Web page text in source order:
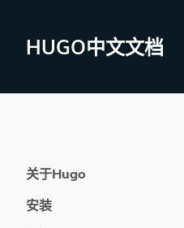
HUGO中文文档
关于Hugo
安装